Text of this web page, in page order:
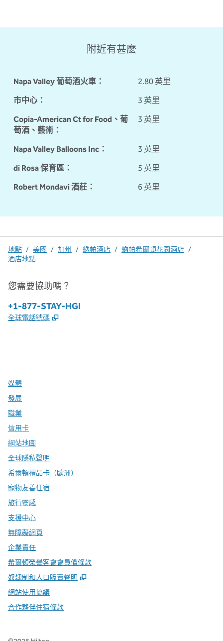
附近有甚麼
Napa Valley 葡萄酒火車：
2.80 英里
市中心：
3 英里
Copia-American Ct for Food、葡
萄酒、藝術：
3 英里
Napa Valley Balloons Inc：
3 英里
di Rosa 保育區：
5 英里
Robert Mondavi 酒莊：
6 英里
地點 / 美國 / 加州 / 納帕酒店 / 納帕希爾頓花園酒店 /
酒店地點
您需要協助嗎？
電話：
+1-877-STAY-HGI
全球電話號碼 ,
媒體
發展
職業
信用卡
網站地圖
全球隱私聲明
希爾頓禮品卡（歐洲）
寵物友善住宿
旅行靈感
支援中心
無障礙網頁
企業責任
希爾頓榮譽客會會員價條款
奴隸制和人口販賣聲明
,
網站使用協議
合作夥伴住宿條款